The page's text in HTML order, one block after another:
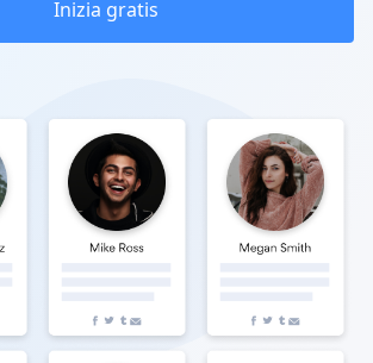
Inizia gratis